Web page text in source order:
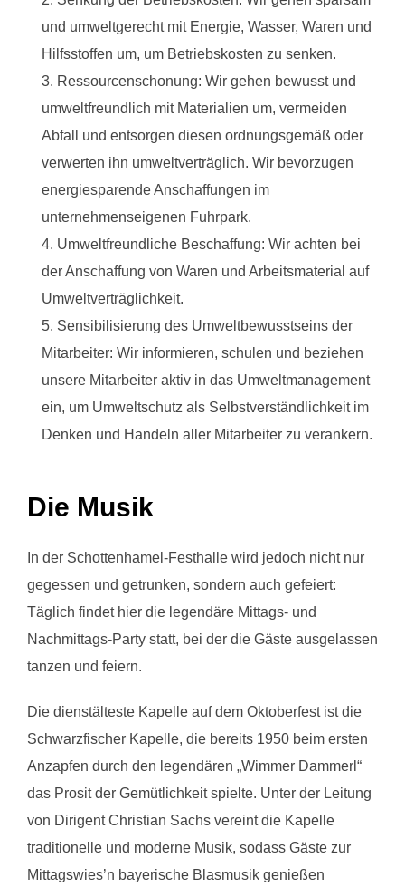
und umweltgerecht mit Energie, Wasser, Waren und
Hilfsstoffen um, um Betriebskosten zu senken.
Ressourcenschonung: Wir gehen bewusst und
umweltfreundlich mit Materialien um, vermeiden
Abfall und entsorgen diesen ordnungsgemäß oder
verwerten ihn umweltverträglich. Wir bevorzugen
energiesparende Anschaffungen im
unternehmenseigenen Fuhrpark.
Umweltfreundliche Beschaffung: Wir achten bei
der Anschaffung von Waren und Arbeitsmaterial auf
Umweltverträglichkeit.
Sensibilisierung des Umweltbewusstseins der
Mitarbeiter: Wir informieren, schulen und beziehen
unsere Mitarbeiter aktiv in das Umweltmanagement
ein, um Umweltschutz als Selbstverständlichkeit im
Denken und Handeln aller Mitarbeiter zu verankern.
Die Musik
In der Schottenhamel-Festhalle wird jedoch nicht nur
gegessen und getrunken, sondern auch gefeiert:
Täglich findet hier die legendäre Mittags- und
Nachmittags-Party statt, bei der die Gäste ausgelassen
tanzen und feiern.
Die dienstälteste Kapelle auf dem Oktoberfest ist die
Schwarzfischer Kapelle, die bereits 1950 beim ersten
Anzapfen durch den legendären „Wimmer Dammerl“
das Prosit der Gemütlichkeit spielte. Unter der Leitung
von Dirigent Christian Sachs vereint die Kapelle
traditionelle und moderne Musik, sodass Gäste zur
Mittagswies’n bayerische Blasmusik genießen